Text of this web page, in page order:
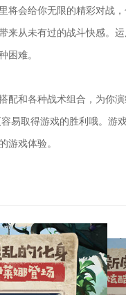
会给你无限的精彩对战，
来从未有过的战斗快感。
困难。
和各种战术组合，为你演
易取得游戏的胜利哦。游
游戏体验。